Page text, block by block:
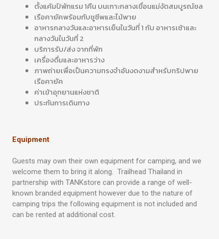
ตั้งแค้มป์พักแรม 1คืน บนเกาะกลางเขื่อนแม่งัดสมบูรณ์ชล
เรือคายัคพร้อมกับชูชีพและไม้พาย
อาหารกลางวันและอาหารเย็นในวันที่ 1 กับ อาหารเช้าและ
กลางวันในวันที่ 2
บริการรับ/ส่ง จากที่พัก
เครื่องดื่มและอาหารว่าง
ภาพถ่ายเพื่อเป็นความทรงจำอันงดงามสำหรับทริปพาย
เรือคายัค
ค่าเข้าอุทยานแห่งชาติ
ประกันการเดินทาง
Equipment
Guests may own their own equipment for camping, and we
welcome them to bring it along. Trailhead Thailand in
partnership with TANKstore can provide a range of well-
known branded equipment however due to the nature of
camping trips the following equipment is not included and
can be rented at additional cost.